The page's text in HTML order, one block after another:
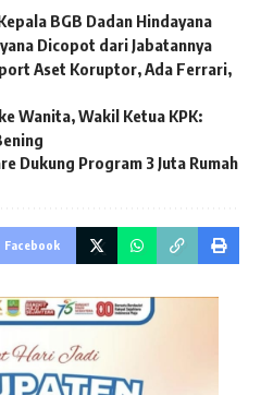
BGB Dadan Hindayana
Dicopot dari Jabatannya
Aset Koruptor, Ada Ferrari,
Wanita, Wakil Ketua KPK:
Dukung Program 3 Juta Rumah
Facebook